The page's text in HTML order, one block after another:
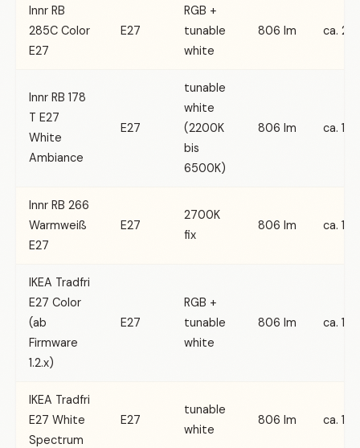
Innr RB
285C Color
E27
E27
RGB +
tunable
white
806 lm ca. 25
Innr RB 178
T E27
White
Ambiance
E27
tunable
white
(2200K
bis
6500K)
806 lm ca. 18
Innr RB 266
Warmweiß
E27
E27
2700K
fix
806 lm ca. 12
IKEA Tradfri
E27 Color
(ab
Firmware
1.2.x)
E27
RGB +
tunable
white
806 lm ca. 18
IKEA Tradfri
E27 White
Spectrum
E27
tunable
white
806 lm ca. 12